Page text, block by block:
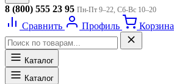
8 (800) 555 23 95 Пн-Пт 9–22, Сб-Вс 10–20
Сравнить Профиль Корзина
Каталог
Каталог